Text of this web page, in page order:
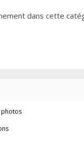
dans cette
photos